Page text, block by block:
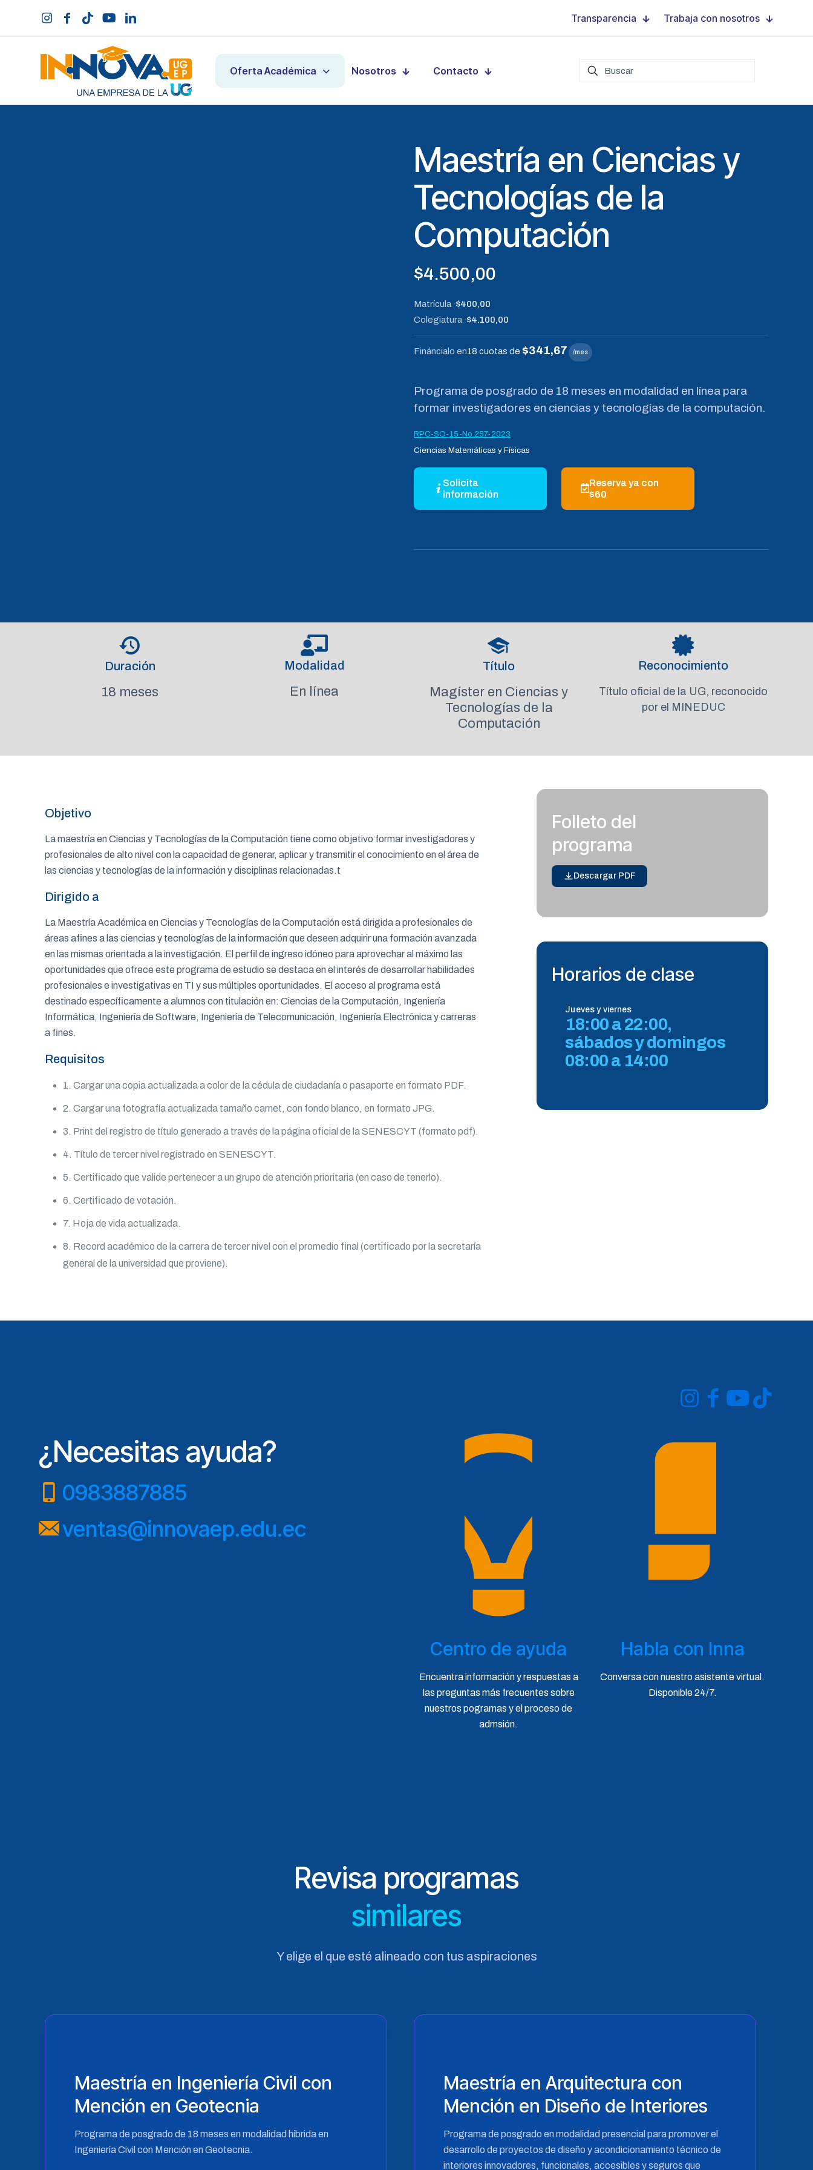
Transparencia Trabaja con nosotros
Oferta Académica Nosotros Contacto
Maestría en Ciencias y
Tecnologías de la
Computación
$4.500,00
Matrícula $400,00
Colegiatura $4.100,00
Fináncialo en18 cuotas de $341,67 /mes
Programa de posgrado de 18 meses en modalidad en línea para
formar investigadores en ciencias y tecnologías de la computación.
RPC-SO-15-No.257-2023
Ciencias Matemáticas y Físicas
Solicita
información
Reserva ya con
$60
Duración
18 meses
Modalidad
En línea
Título
Magíster en Ciencias y
Tecnologías de la
Computación
Reconocimiento
Título oficial de la UG, reconocido
por el MINEDUC
Objetivo
La maestría en Ciencias y Tecnologías de la Computación tiene como objetivo formar investigadores y
profesionales de alto nivel con la capacidad de generar, aplicar y transmitir el conocimiento en el área de
las ciencias y tecnologías de la información y disciplinas relacionadas.t
Dirigido a
La Maestría Académica en Ciencias y Tecnologías de la Computación está dirigida a profesionales de
áreas afines a las ciencias y tecnologías de la información que deseen adquirir una formación avanzada
en las mismas orientada a la investigación. El perfil de ingreso idóneo para aprovechar al máximo las
oportunidades que ofrece este programa de estudio se destaca en el interés de desarrollar habilidades
profesionales e investigativas en TI y sus múltiples oportunidades. El acceso al programa está
destinado específicamente a alumnos con titulación en: Ciencias de la Computación, Ingeniería
Informática, Ingeniería de Software, Ingeniería de Telecomunicación, Ingeniería Electrónica y carreras
a fines.
Requisitos
1. Cargar una copia actualizada a color de la cédula de ciudadanía o pasaporte en formato PDF.
2. Cargar una fotografía actualizada tamaño carnet, con fondo blanco, en formato JPG.
3. Print del registro de título generado a través de la página oficial de la SENESCYT (formato pdf).
4. Título de tercer nivel registrado en SENESCYT.
5. Certificado que valide pertenecer a un grupo de atención prioritaria (en caso de tenerlo).
6. Certificado de votación.
7. Hoja de vida actualizada.
8. Record académico de la carrera de tercer nivel con el promedio final (certificado por la secretaría
general de la universidad que proviene).
Folleto del
programa
Descargar PDF
Horarios de clase
Jueves y viernes
18:00 a 22:00,
sábados y domingos
08:00 a 14:00
¿Necesitas ayuda?
0983887885
ventas@innovaep.edu.ec
Centro de ayuda
Encuentra información y respuestas a
las preguntas más frecuentes sobre
nuestros pogramas y el proceso de
admsión.
Habla con Inna
Conversa con nuestro asistente virtual.
Disponible 24/7.
Revisa programas
similares
Y elige el que esté alineado con tus aspiraciones
Maestría en Ingeniería Civil con
Mención en Geotecnia
Programa de posgrado de 18 meses en modalidad híbrida en
Ingeniería Civil con Mención en Geotecnia.
Maestría en Arquitectura con
Mención en Diseño de Interiores
Programa de posgrado en modalidad presencial para promover el
desarrollo de proyectos de diseño y acondicionamiento técnico de
interiores innovadores, funcionales, accesibles y seguros que